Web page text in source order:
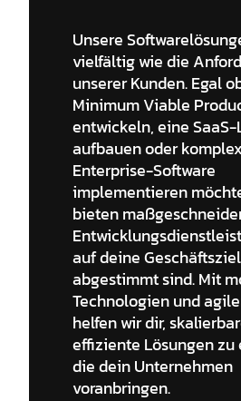
Unsere
vielfältig wie die
unserer Kunden. Egal
Minimum Viable
entwickeln, eine SaaS-
aufbauen oder
Enterprise-Software
implementieren
bieten
auf deine
abgestimmt sind. Mit
Technologien und
helfen wir dir,
effiziente Lösungen zu
die dein Unternehmen
voranbringen.